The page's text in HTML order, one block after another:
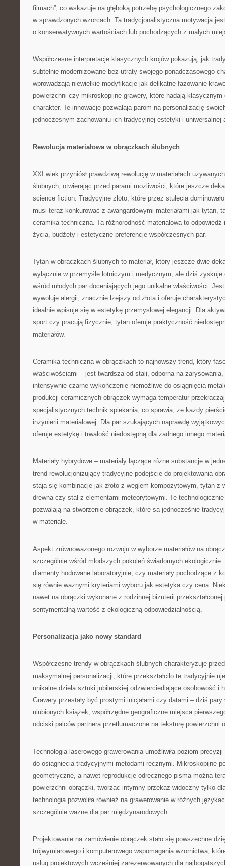
filmach”, co wskazuje na głęboką potrzebę psychologicznego
w sprawdzonych wzorcach. Ta tradycjonalistyczna motywacja
o konserwatywnych wartościach lub pochodzących z małych
Współczesne interpretacje klasycznych krojów pokazują, jak
subtelnie modernizowane bez utraty swojego ponadczasowego
wprowadzają niewielkie modyfikacje jak delikatne fazowanie
powierzchni czy mikroskopijne grawery, które nadają
charakter. Te innowacje pozwalają parom na personalizację
jednoczesnym zachowaniu ich tradycyjnej estetyki i uniwersalnej
Rewolucja materiałowa w obrączkach ślubnych
XXI wiek przyniósł prawdziwą rewolucję w materiałach
ślubnych, otwierając przed parami możliwości, które jeszcze
science fiction. Tradycyjne złoto, które przez stulecia
musi teraz konkurować z awangardowymi materiałami jak tytan,
ceramika techniczna. Ta różnorodność materiałowa to
życia, budżety i estetyczne preferencje współczesnych par.
Tytan w obrączkach ślubnych to materiał, który jeszcze dwie
wyłącznie w przemyśle lotniczym i medycznym, ale dziś
wśród młodych par doceniających jego unikalne właściwości.
wywołuje alergii, znacznie lżejszy od złota i oferuje
idealnie wpisuje się w estetykę przemysłowej elegancji. Dla
sport czy pracują fizycznie, tytan oferuje praktyczność
materiałów.
Ceramika techniczna w obrączkach to najnowszy trend, który
właściwościami – jest twardsza od stali, odporna na
intensywnie czarne wykończenie niemożliwe do osiągnięcia
produkcji ceramicznych obrączek wymaga temperatur
specjalistycznych technik spiekania, co sprawia, że każdy
inżynierii materiałowej. Dla par szukających naprawdę
oferuje estetykę i trwałość niedostępną dla żadnego innego
Materiały hybrydowe – materiały łączące różne substancje w
trend rewolucjonizujący tradycyjne podejście do projektowania
stają się kombinacje jak złoto z węglem kompozytowym, tytan z
drewna czy stal z elementami meteorytowymi. Te
pozwalają na stworzenie obrączek, które są jednocześnie
w materiale.
Aspekt zrównoważonego rozwoju w wyborze materiałów na
szczególnie wśród młodszych pokoleń świadomych
diamenty hodowane laboratoryjnie, czy materiały pochodzące z
się równie ważnymi kryteriami wyboru jak estetyka czy cena.
nawet na obrączki wykonane z rodzinnej biżuterii
sentymentalną wartość z ekologiczną odpowiedzialnością.
Personalizacja jako nowy standard
Współczesne trendy w obrączkach ślubnych charakteryzuje
maksymalnej personalizacji, które przekształciło te tradycyjnie
unikalne dzieła sztuki jubilerskiej odzwierciedlające osobowość i
Grawery przestały być prostymi inicjałami czy datami – dziś
ulubionych książek, współrzędne geograficzne miejsca
odciski palców partnera przetłumaczone na teksturę powierzchni
Technologia laserowego grawerowania umożliwiła poziom
do osiągnięcia tradycyjnymi metodami ręcznymi. Mikroskopijne
geometryczne, a nawet reprodukcje odręcznego pisma można
powierzchni obrączki, tworząc intymny przekaz widoczny tylko
technologia pozwoliła również na grawerowanie w różnych
szczególnie ważne dla par międzynarodowych.
Projektowanie na zamówienie obrączek stało się powszechne
trójwymiarowego i komputerowego wspomagania wzornictwa,
usług projektowych wcześniej zarezerwowanych dla